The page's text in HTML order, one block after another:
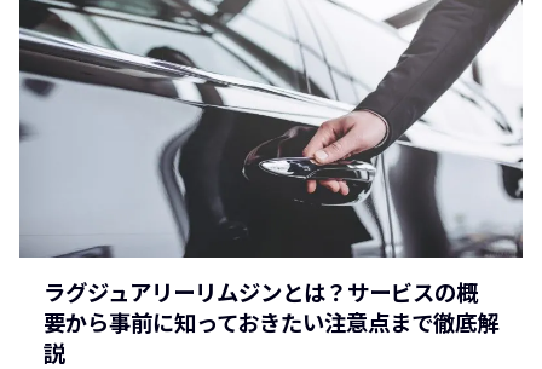
ラグジュアリーリムジンとは？サービスの概
要から事前に知っておきたい注意点まで徹底解
説